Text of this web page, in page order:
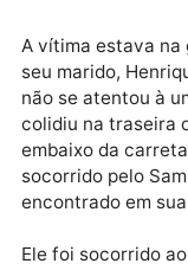
pela
(4), ao ser
Imigrantes,
seu marido,